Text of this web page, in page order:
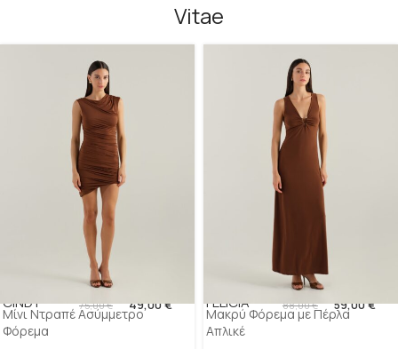
Vitae
CINDY 75,00€ 49,00€
Μίνι Ντραπέ Ασύμμετρο
Φόρεμα
FELICIA 88,00€ 59,00€
Μακρύ Φόρεμα με Πέρλα
Απλικέ